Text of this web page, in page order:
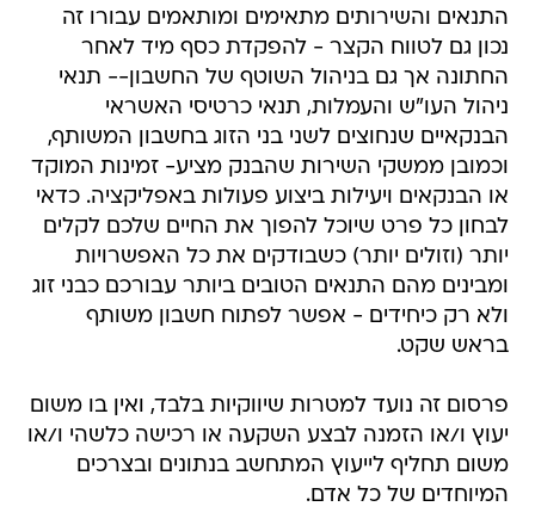
התנאים והשירותים מתאימים ומותאמים עבורו זה
נכון גם לטווח הקצר - להפקדת כסף מיד לאחר
החתונה אך גם בניהול השוטף של החשבון-- תנאי
ניהול העו"ש והעמלות, תנאי כרטיסי האשראי
הבנקאיים שנחוצים לשני בני הזוג בחשבון המשותף,
וכמובן ממשקי השירות שהבנק מציע- זמינות המוקד
או הבנקאים ויעילות ביצוע פעולות באפליקציה. כדאי
לבחון כל פרט שיוכל להפוך את החיים שלכם לקלים
יותר (וזולים יותר) כשבודקים את כל האפשרויות
ומבינים מהם התנאים הטובים ביותר עבורכם כבני זוג
ולא רק כיחידים - אפשר לפתוח חשבון משותף
בראש שקט.
פרסום זה נועד למטרות שיווקיות בלבד, ואין בו משום
יעוץ ו/או הזמנה לבצע השקעה או רכישה כלשהי ו/או
משום תחליף לייעוץ המתחשב בנתונים ובצרכים
המיוחדים של כל אדם.